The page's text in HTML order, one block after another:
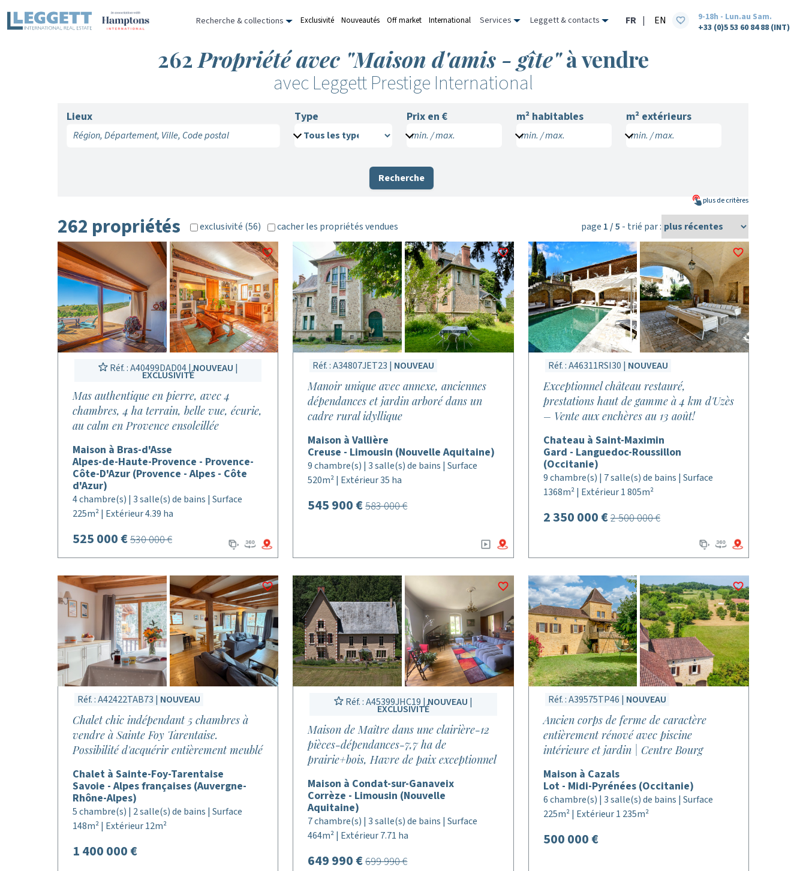
Recherche & collections Exclusivité Nouveautés Off market International Services Leggett & contacts FR | EN
9-18h - Lun.au Sam.
+33 (0)5 53 60 84 88 (INT)
262 Propriété avec "Maison d'amis - gîte"à vendre
avec Leggett Prestige International
Lieux Type Prix en €
min. / max.
m² habitables
min. / max.
m² extérieurs
min. / max.
Recherche
plus decritères
262 propriétés exclusivité (56) cacher les propriétés vendues page 1 / 5 - trié par :
Réf. : A40499DAD04 |NOUVEAU |
EXCLUSIVITÉ
Mas authentique en pierre, avec 4
chambres, 4 ha terrain, belle vue, écurie,
au calm en Provence ensoleillée
Maison à Bras-d'Asse
Alpes-de-Haute-Provence - Provence-
Côte-D'Azur (Provence - Alpes - Côte
d'Azur)
4 chambre(s) | 3 salle(s) de bains | Surface
225m² | Extérieur 4.39 ha
525 000 €530 000 €
Réf. : A34807JET23 | NOUVEAU
Manoir unique avec annexe, anciennes
dépendances et jardin arboré dans un
cadre rural idyllique
Maison à Vallière
Creuse - Limousin (Nouvelle Aquitaine)
9 chambre(s) | 3 salle(s) de bains | Surface
520m² | Extérieur 35 ha
545 900 €583 000 €
Réf. : A46311RSI30 | NOUVEAU
Exceptionnel château restauré,
prestations haut de gamme à 4 km d'Uzès
– Vente aux enchères au 13 août!
Chateau à Saint-Maximin
Gard - Languedoc-Roussillon
(Occitanie)
9 chambre(s) | 7 salle(s) de bains | Surface
1368m² | Extérieur 1 805m²
2 350 000 €2 500 000 €
Réf. : A42422TAB73 | NOUVEAU
Chalet chic indépendant 5 chambres à
vendre à Sainte Foy Tarentaise.
Possibilité d'acquérir entièrement meublé
Chalet à Sainte-Foy-Tarentaise
Savoie - Alpes françaises (Auvergne-
Rhône-Alpes)
5 chambre(s) | 2 salle(s) de bains | Surface
148m² | Extérieur 12m²
1 400 000 €
Réf. : A45399JHC19 |NOUVEAU |
EXCLUSIVITÉ
Maison de Maître dans une clairière-12
pièces-dépendances-7,7 ha de
prairie+bois, Havre de paix exceptionnel
Maison à Condat-sur-Ganaveix
Corrèze - Limousin (Nouvelle
Aquitaine)
7 chambre(s) | 3 salle(s) de bains | Surface
464m² | Extérieur 7.71 ha
649 990 €699 990 €
Réf. : A39575TP46 | NOUVEAU
Ancien corps de ferme de caractère
entièrement rénové avec piscine
intérieure et jardin | Centre Bourg
Maison à Cazals
Lot - Midi-Pyrénées (Occitanie)
6 chambre(s) | 3 salle(s) de bains | Surface
225m² | Extérieur 1 235m²
500 000 €